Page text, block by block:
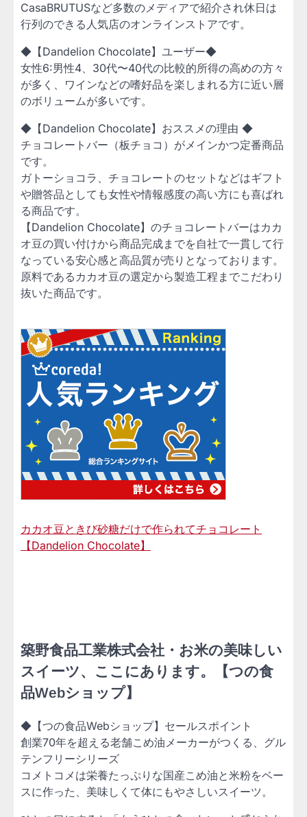
CasaBRUTUSなど多数のメディアで紹介され休日は
行列のできる人気店のオンラインストアです。
◆【Dandelion Chocolate】ユーザー◆
女性6:男性4、30代〜40代の比較的所得の高めの方々
が多く、ワインなどの嗜好品を楽しまれる方に近い層
のボリュームが多いです。
◆【Dandelion Chocolate】おススメの理由 ◆
チョコレートバー（板チョコ）がメインかつ定番商品
です。
ガトーショコラ、チョコレートのセットなどはギフト
や贈答品としても女性や情報感度の高い方にも喜ばれ
る商品です。
【Dandelion Chocolate】のチョコレートバーはカカ
オ豆の買い付けから商品完成までを自社で一貫して行
なっている安心感と高品質が売りとなっております。
原料であるカカオ豆の選定から製造工程までこだわり
抜いた商品です。
カカオ豆ときび砂糖だけで作られてチョコレート
【Dandelion Chocolate】
築野食品工業株式会社・お米の美味しい
スイーツ、ここにあります。【つの食
品Webショップ】
◆【つの食品Webショップ】セールスポイント
創業70年を超える老舗こめ油メーカーがつくる、グル
テンフリーシリーズ
コメトコメは栄養たっぷりな国産こめ油と米粉をベー
スに作った、美味しくて体にもやさしいスイーツ。